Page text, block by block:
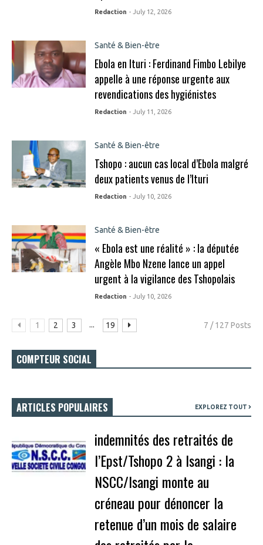
Redaction - July 12, 2026
Santé & Bien-être
Ebola en Ituri : Ferdinand Fimbo Lebilye
appelle à une réponse urgente aux
revendications des hygiénistes
Redaction - July 11, 2026
Santé & Bien-être
Tshopo : aucun cas local d’Ebola malgré
deux patients venus de l’Ituri
Redaction - July 10, 2026
Santé & Bien-être
« Ebola est une réalité » : la députée
Angèle Mbo Nzene lance un appel
urgent à la vigilance des Tshopolais
Redaction - July 10, 2026
1 2 3 ... 19 7 / 127 Posts
COMPTEUR SOCIAL
ARTICLES POPULAIRES EXPLOREZ TOUT
indemnités des retraités de
l’Epst/Tshopo 2 à Isangi : la
NSCC/Isangi monte au
créneau pour dénoncer la
retenue d’un mois de salaire